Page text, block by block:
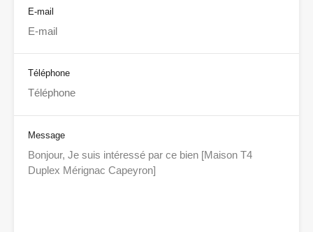
E-mail
Téléphone
Message